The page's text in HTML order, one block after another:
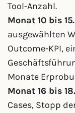
Tool-Anzahl.
Monat 10 bis 15.
ausgewählten
Outcome-KPI,
Monate
Monat 16 bis 18.
Cases, Stopp